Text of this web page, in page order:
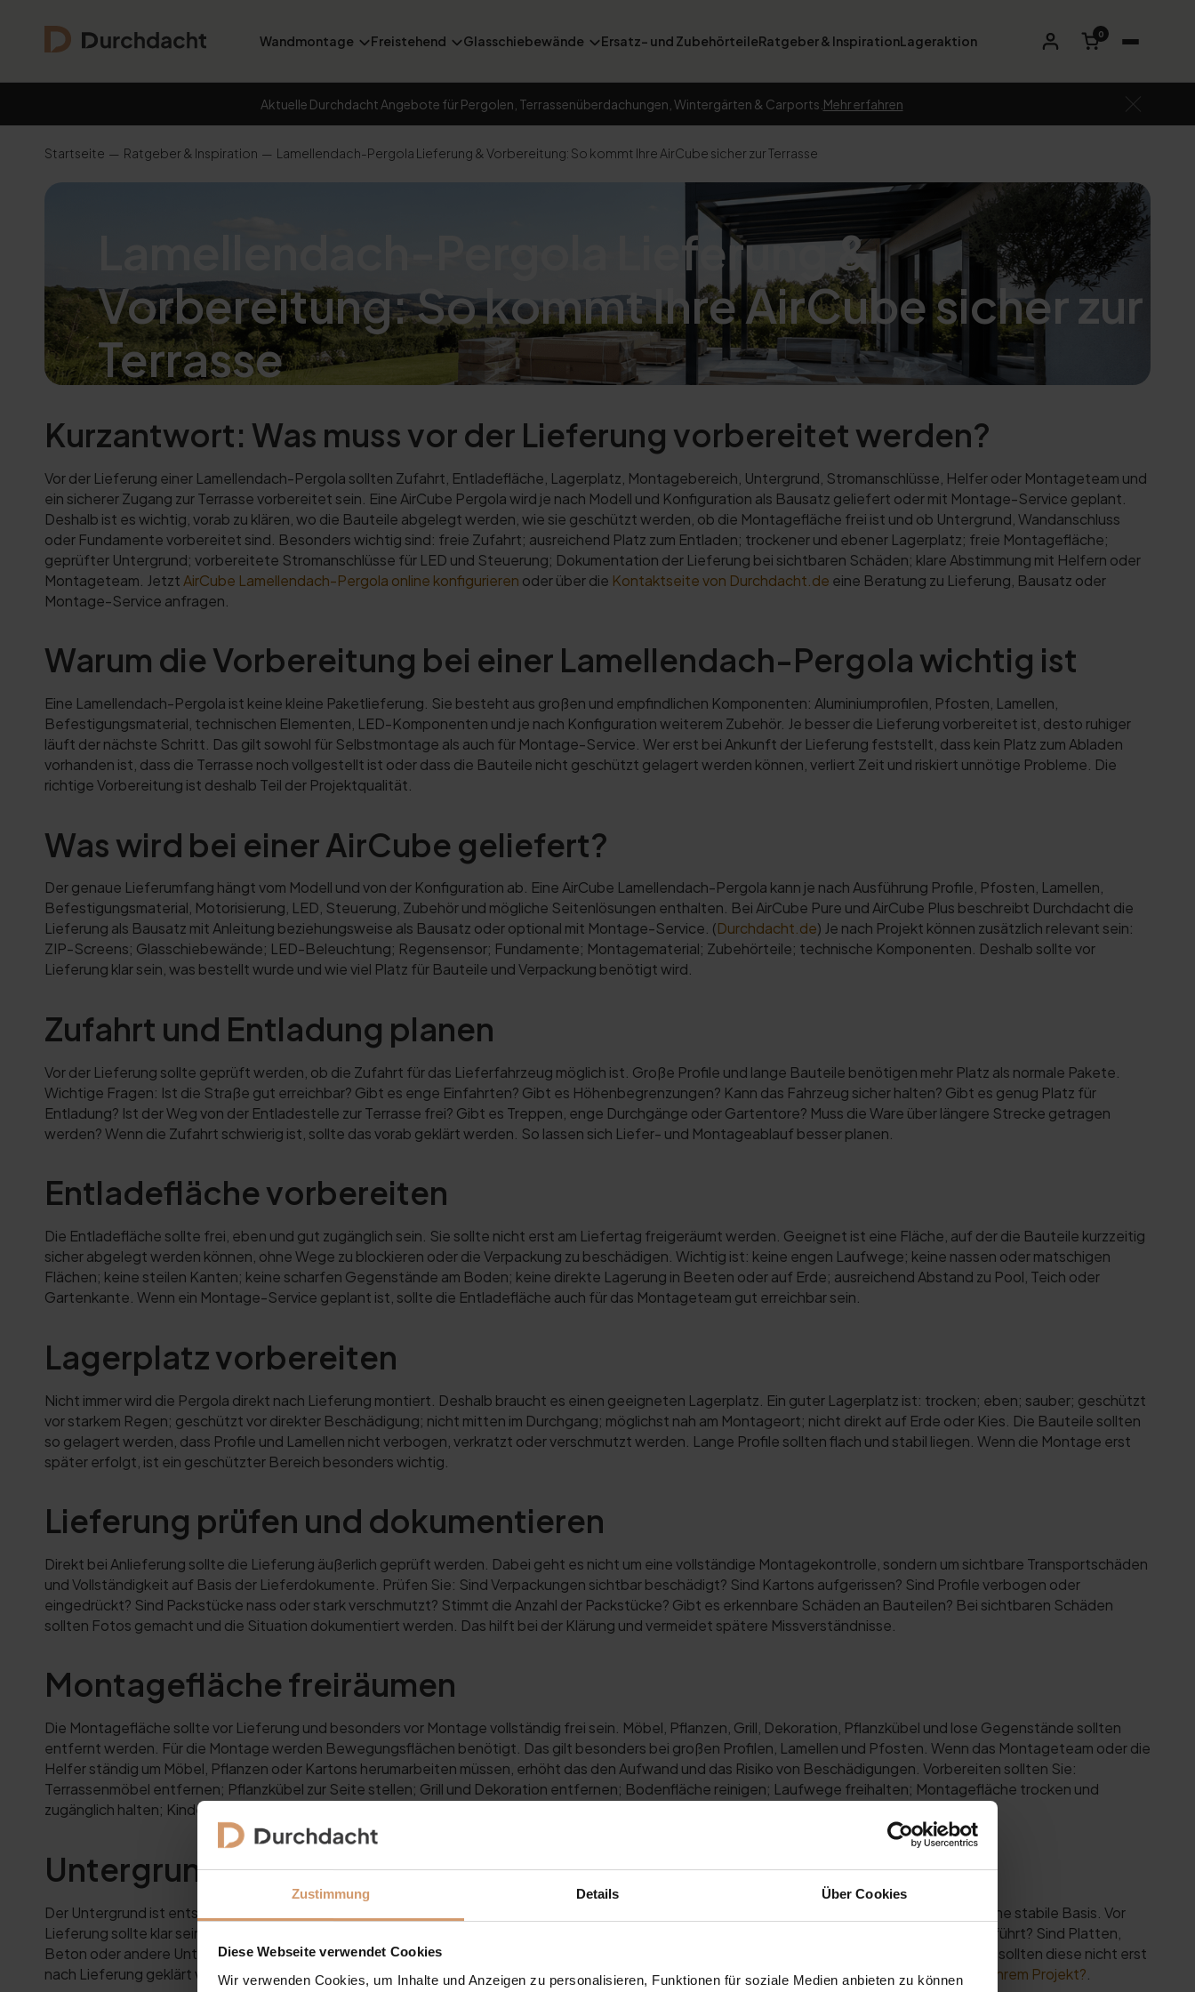
Zustimmung Details Über Cookies
Diese Webseite verwendet Cookies
Wir verwenden Cookies, um Inhalte und Anzeigen zu personalisieren, Funktionen für soziale Medien anbieten zu können
Wandmontage Freistehend Glasschiebewände Ersatz- und ZubehörteileRatgeber & InspirationLageraktion 0
Aktuelle Durchdacht Angebote für Pergolen, Terrassenüberdachungen, Wintergärten & Carports. Mehr erfahren
Startseite Ratgeber & Inspiration Lamellendach-Pergola Lieferung & Vorbereitung: So kommt Ihre AirCube sicher zur Terrasse
Lamellendach-Pergola Lieferung &
Vorbereitung: So kommt Ihre AirCube sicher zur
Terrasse
Kurzantwort: Was muss vor der Lieferung vorbereitet werden?
Vor der Lieferung einer Lamellendach-Pergola sollten Zufahrt, Entladefläche, Lagerplatz, Montagebereich, Untergrund, Stromanschlüsse, Helfer oder Montageteam und
ein sicherer Zugang zur Terrasse vorbereitet sein. Eine AirCube Pergola wird je nach Modell und Konfiguration als Bausatz geliefert oder mit Montage-Service geplant.
Deshalb ist es wichtig, vorab zu klären, wo die Bauteile abgelegt werden, wie sie geschützt werden, ob die Montagefläche frei ist und ob Untergrund, Wandanschluss
oder Fundamente vorbereitet sind. Besonders wichtig sind: freie Zufahrt; ausreichend Platz zum Entladen; trockener und ebener Lagerplatz; freie Montagefläche;
geprüfter Untergrund; vorbereitete Stromanschlüsse für LED und Steuerung; Dokumentation der Lieferung bei sichtbaren Schäden; klare Abstimmung mit Helfern oder
Montageteam. Jetzt AirCube Lamellendach-Pergola online konfigurieren oder über die Kontaktseite von Durchdacht.de eine Beratung zu Lieferung, Bausatz oder
Montage-Service anfragen.
Warum die Vorbereitung bei einer Lamellendach-Pergola wichtig ist
Eine Lamellendach-Pergola ist keine kleine Paketlieferung. Sie besteht aus großen und empfindlichen Komponenten: Aluminiumprofilen, Pfosten, Lamellen,
Befestigungsmaterial, technischen Elementen, LED-Komponenten und je nach Konfiguration weiterem Zubehör. Je besser die Lieferung vorbereitet ist, desto ruhiger
läuft der nächste Schritt. Das gilt sowohl für Selbstmontage als auch für Montage-Service. Wer erst bei Ankunft der Lieferung feststellt, dass kein Platz zum Abladen
vorhanden ist, dass die Terrasse noch vollgestellt ist oder dass die Bauteile nicht geschützt gelagert werden können, verliert Zeit und riskiert unnötige Probleme. Die
richtige Vorbereitung ist deshalb Teil der Projektqualität.
Was wird bei einer AirCube geliefert?
Der genaue Lieferumfang hängt vom Modell und von der Konfiguration ab. Eine AirCube Lamellendach-Pergola kann je nach Ausführung Profile, Pfosten, Lamellen,
Befestigungsmaterial, Motorisierung, LED, Steuerung, Zubehör und mögliche Seitenlösungen enthalten. Bei AirCube Pure und AirCube Plus beschreibt Durchdacht die
Lieferung als Bausatz mit Anleitung beziehungsweise als Bausatz oder optional mit Montage-Service. (Durchdacht.de) Je nach Projekt können zusätzlich relevant sein:
ZIP-Screens; Glasschiebewände; LED-Beleuchtung; Regensensor; Fundamente; Montagematerial; Zubehörteile; technische Komponenten. Deshalb sollte vor
Lieferung klar sein, was bestellt wurde und wie viel Platz für Bauteile und Verpackung benötigt wird.
Zufahrt und Entladung planen
Vor der Lieferung sollte geprüft werden, ob die Zufahrt für das Lieferfahrzeug möglich ist. Große Profile und lange Bauteile benötigen mehr Platz als normale Pakete.
Wichtige Fragen: Ist die Straße gut erreichbar? Gibt es enge Einfahrten? Gibt es Höhenbegrenzungen? Kann das Fahrzeug sicher halten? Gibt es genug Platz für
Entladung? Ist der Weg von der Entladestelle zur Terrasse frei? Gibt es Treppen, enge Durchgänge oder Gartentore? Muss die Ware über längere Strecke getragen
werden? Wenn die Zufahrt schwierig ist, sollte das vorab geklärt werden. So lassen sich Liefer- und Montageablauf besser planen.
Entladefläche vorbereiten
Die Entladefläche sollte frei, eben und gut zugänglich sein. Sie sollte nicht erst am Liefertag freigeräumt werden. Geeignet ist eine Fläche, auf der die Bauteile kurzzeitig
sicher abgelegt werden können, ohne Wege zu blockieren oder die Verpackung zu beschädigen. Wichtig ist: keine engen Laufwege; keine nassen oder matschigen
Flächen; keine steilen Kanten; keine scharfen Gegenstände am Boden; keine direkte Lagerung in Beeten oder auf Erde; ausreichend Abstand zu Pool, Teich oder
Gartenkante. Wenn ein Montage-Service geplant ist, sollte die Entladefläche auch für das Montageteam gut erreichbar sein.
Lagerplatz vorbereiten
Nicht immer wird die Pergola direkt nach Lieferung montiert. Deshalb braucht es einen geeigneten Lagerplatz. Ein guter Lagerplatz ist: trocken; eben; sauber; geschützt
vor starkem Regen; geschützt vor direkter Beschädigung; nicht mitten im Durchgang; möglichst nah am Montageort; nicht direkt auf Erde oder Kies. Die Bauteile sollten
so gelagert werden, dass Profile und Lamellen nicht verbogen, verkratzt oder verschmutzt werden. Lange Profile sollten flach und stabil liegen. Wenn die Montage erst
später erfolgt, ist ein geschützter Bereich besonders wichtig.
Lieferung prüfen und dokumentieren
Direkt bei Anlieferung sollte die Lieferung äußerlich geprüft werden. Dabei geht es nicht um eine vollständige Montagekontrolle, sondern um sichtbare Transportschäden
und Vollständigkeit auf Basis der Lieferdokumente. Prüfen Sie: Sind Verpackungen sichtbar beschädigt? Sind Kartons aufgerissen? Sind Profile verbogen oder
eingedrückt? Sind Packstücke nass oder stark verschmutzt? Stimmt die Anzahl der Packstücke? Gibt es erkennbare Schäden an Bauteilen? Bei sichtbaren Schäden
sollten Fotos gemacht und die Situation dokumentiert werden. Das hilft bei der Klärung und vermeidet spätere Missverständnisse.
Montagefläche freiräumen
Die Montagefläche sollte vor Lieferung und besonders vor Montage vollständig frei sein. Möbel, Pflanzen, Grill, Dekoration, Pflanzkübel und lose Gegenstände sollten
entfernt werden. Für die Montage werden Bewegungsflächen benötigt. Das gilt besonders bei großen Profilen, Lamellen und Pfosten. Wenn das Montageteam oder die
Helfer ständig um Möbel, Pflanzen oder Kartons herumarbeiten müssen, erhöht das den Aufwand und das Risiko von Beschädigungen. Vorbereiten sollten Sie:
Terrassenmöbel entfernen; Pflanzkübel zur Seite stellen; Grill und Dekoration entfernen; Bodenfläche reinigen; Laufwege freihalten; Montagefläche trocken und
zugänglich halten; Kinder- und Haustierbereiche absichern.
Untergrund prüfen
Der Untergrund ist entscheidend, besonders bei freistehenden AirCube Pergolen. Pfosten müssen sicher stehen, und die Konstruktion braucht eine stabile Basis. Vor
Lieferung sollte klar sein: Ist der Untergrund tragfähig? Ist die Fläche eben? Sind Fundamente notwendig? Gibt es Gefälle? Wie wird Wasser abgeführt? Sind Platten,
Beton oder andere Untergründe geeignet? Ist der Bereich frei von losen Materialien? Wenn Fundamente oder bauliche Vorbereitungen nötig sind, sollten diese nicht erst
nach Lieferung geklärt werden. Mehr dazu finden Sie im RatgeberLamellendach-Pergola als Bausatz oder mit Montage: Welche Lösung passt zu Ihrem Projekt?